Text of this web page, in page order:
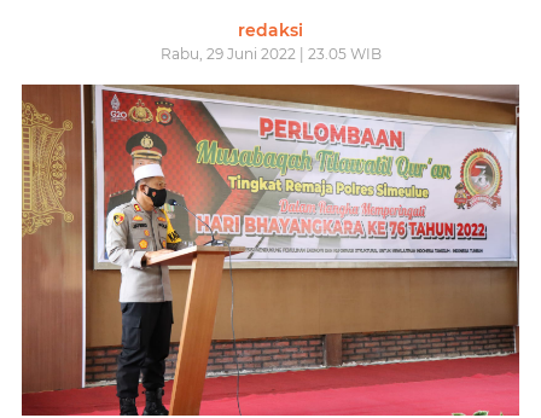
redaksi
Rabu, 29 Juni 2022 | 23.05 WIB